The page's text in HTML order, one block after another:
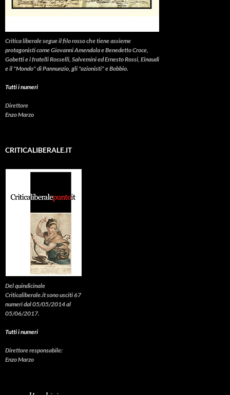
Critica liberalesegue il filo rosso che tiene assieme
protagonisti come Giovanni Amendola e Benedetto Croce,
Gobetti e i fratelli Rosselli, Salvemini ed Ernesto Rossi, Einaudi
e il "Mondo" di Pannunzio, gli "azionisti" e Bobbio.
Tutti i numeri
Direttore
Enzo Marzo
CRITICALIBERALE.IT
Del quindicinale
Criticaliberale.it sono usciti 67
numeri dal 05/05/2014 al
05/06/2017.
Tutti i numeri
Direttore responsabile:
Enzo Marzo